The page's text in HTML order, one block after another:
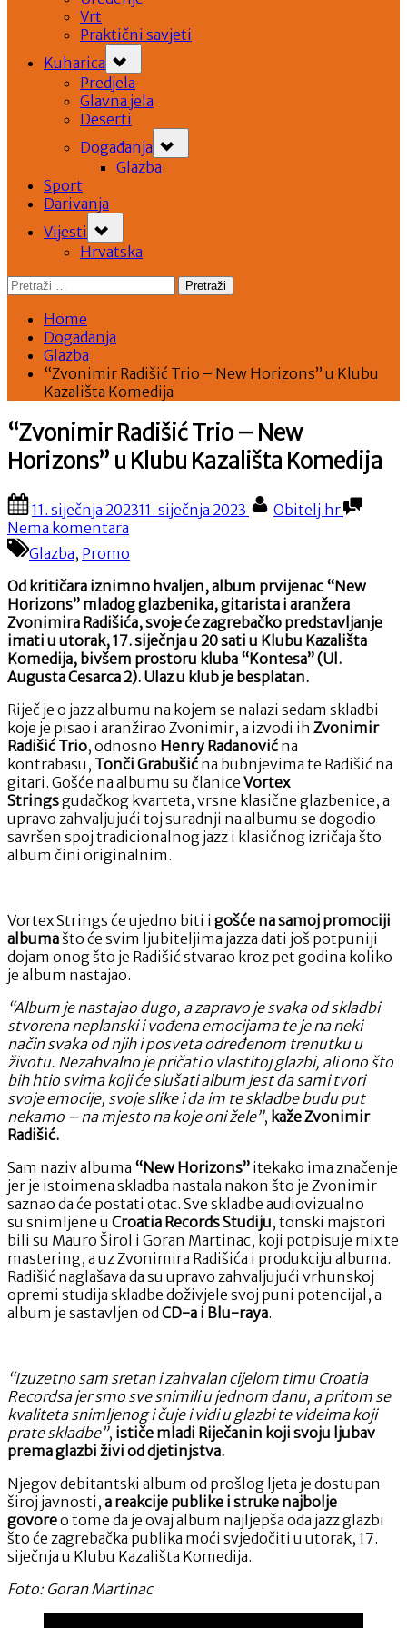
Vrt
Praktični savjeti
Kuharica
sub-
menu
Predjela
Glavna jela
Deserti
Događanja
sub-
menu
Glazba
Sport
Darivanja
Vijesti
sub-
menu
Hrvatska
Pretraži:
Home
Događanja
Glazba
“Zvonimir Radišić Trio – New Horizons” u Klubu
Kazališta Komedija
“Zvonimir Radišić Trio – New
Horizons” u Klubu Kazališta Komedija
Posted
on
11. siječnja 202311. siječnja 2023 By
Obitelj.hr
Nema komentara
Radišić
Trio
–
New
Horizons”
u
Klubu
Kazališta
Komedija
Glazba, Promo
Od kritičara iznimno hvaljen, album prvijenac “New
Horizons” mladog glazbenika, gitarista i aranžera
Zvonimira Radišića, svoje će zagrebačko predstavljanje
imati u utorak, 17. siječnja u 20 sati u Klubu Kazališta
Komedija, bivšem prostoru kluba “Kontesa” (Ul.
Augusta Cesarca 2). Ulaz u klub je besplatan.
Riječ je o jazz albumu na kojem se nalazi sedam skladbi
koje je pisao i aranžirao Zvonimir, a izvodi ih Zvonimir
Radišić Trio, odnosno Henry Radanović na
kontrabasu, Tonči Grabušić na bubnjevima te Radišić na
gitari. Gošće na albumu su članice Vortex
Stringsgudačkog kvarteta, vrsne klasične glazbenice, a
upravo zahvaljujući toj suradnji na albumu se dogodio
savršen spoj tradicionalnog jazz i klasičnog izričaja što
album čini originalnim.
Vortex Strings će ujedno biti i gošće na samoj promociji
albumašto će svim ljubiteljima jazza dati još potpuniji
dojam onog što je Radišić stvarao kroz pet godina koliko
je album nastajao.
“Album je nastajao dugo, a zapravo je svaka od skladbi
stvorena neplanski i vođena emocijama te je na neki
način svaka od njih i posveta određenom trenutku u
životu. Nezahvalno je pričati o vlastitoj glazbi, ali ono što
bih htio svima koji će slušati album jest da sami tvori
svoje emocije, svoje slike i da im te skladbe budu put
nekamo – na mjesto na koje oni žele”, kaže Zvonimir
Radišić.
Sam naziv albuma “New Horizons” itekako ima značenje
jer je istoimena skladba nastala nakon što je Zvonimir
saznao da će postati otac. Sve skladbe audiovizualno
su snimljene u Croatia Records Studiju, tonski majstori
bili su Mauro Širol i Goran Martinac, koji potpisuje mix te
mastering, a uz Zvonimira Radišića i produkciju albuma.
Radišić naglašava da su upravo zahvaljujući vrhunskoj
opremi studija skladbe doživjele svoj puni potencijal, a
album je sastavljen od CD-a i Blu-raya.
“Izuzetno sam sretan i zahvalan cijelom timu Croatia
Recordsa jer smo sve snimili u jednom danu, a pritom se
kvaliteta snimljenog i čuje i vidi u glazbi te videima koji
prate skladbe”, ističe mladi Riječanin koji svoju ljubav
prema glazbi živi od djetinjstva.
Njegov debitantski album od prošlog ljeta je dostupan
široj javnosti, a reakcije publike i struke najbolje
govoreo tome da je ovaj album najljepša oda jazz glazbi
što će zagrebačka publika moći svjedočiti u utorak, 17.
siječnja u Klubu Kazališta Komedija.
Foto: Goran Martinac